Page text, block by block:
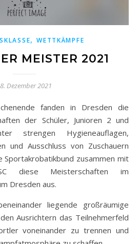
,WETTKÄMPFE
MEISTER 2021
Dezember 2021
der Schüler, Junioren 2 und
strengen Hygieneauflagen,
und Ausschluss von Zuschauern
zusammen mit
diese Meisterschaften im
Dresden aus.
liegende großräumige
Ausrichtern das Teilnehmerfeld
voneinander zu trennen und